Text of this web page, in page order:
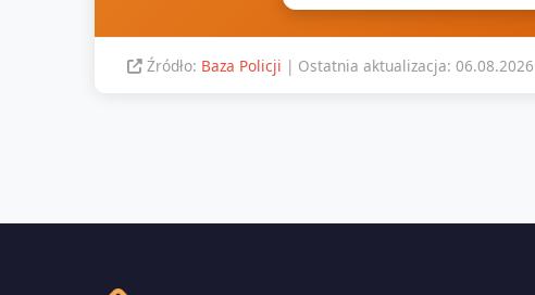
Źródło: Baza Policji | Ostatnia aktualizacja: 06.08.2026